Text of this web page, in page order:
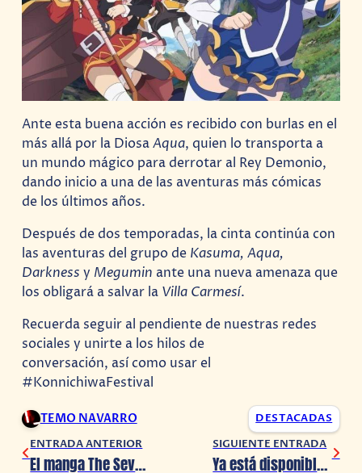
Ante esta buena acción es recibido con burlas en el
más allá por la DiosaAqua, quien lo transporta a
un mundo mágico para derrotar al Rey Demonio,
dando inicio a una de las aventuras más cómicas
de los últimos años.
Después de dos temporadas, la cinta continúa con
las aventuras del grupo de Kasuma, Aqua,
Darknessy Megumin ante una nueva amenaza que
los obligará a salvar la Villa Carmesí.
Recuerda seguir al pendiente de nuestras redes
sociales y unirte a los hilos de
conversación, así como usar el
#KonnichiwaFestival
TEMO NAVARRO
DESTACADAS
ENTRADA ANTERIOR
El manga The Seven Deadly Sins termina en mayo
SIGUIENTE ENTRADA
Ya está disponible el tema de Star Wars Jedi: Fallen Order en Spotify/iTunes